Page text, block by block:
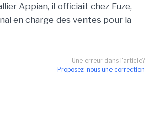
Appian, il officiait chez Fuze,
en charge des ventes pour la
Une erreur dans l'article?
Proposez-nous une correction